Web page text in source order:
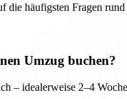
häufigsten Fragen
Umzug buchen?
– idealerweise 2–4